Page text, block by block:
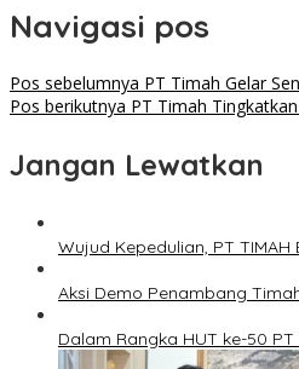
Navigasi pos
Pos sebelumnya PT Timah Gelar
Pos berikutnya PT Timah
Jangan Lewatkan
Wujud Kepedulian, PT
Aksi Demo Penambang
Dalam Rangka HUT ke-50